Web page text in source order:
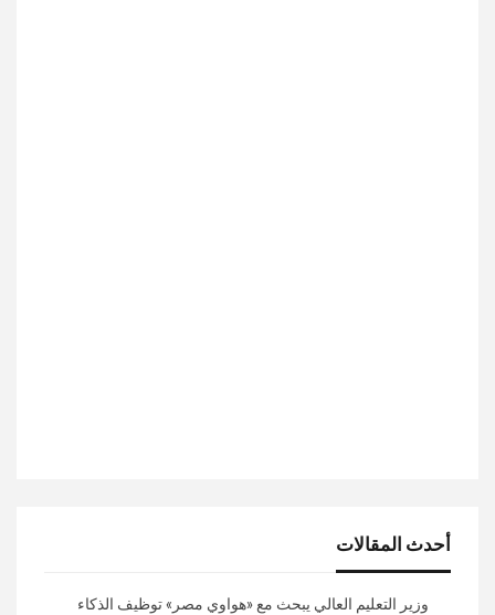
أحدث المقالات
وزير التعليم العالي يبحث مع «هواوي مصر» توظيف الذكاء